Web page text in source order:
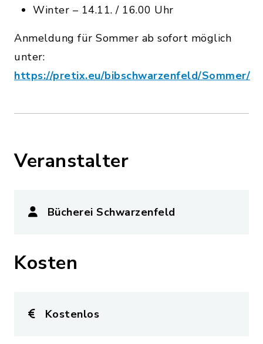
Winter – 14.11. / 16.00 Uhr
Anmeldung für Sommer ab sofort möglich
unter:
https://pretix.eu/bibschwarzenfeld/Sommer/
Veranstalter
Bücherei Schwarzenfeld
Kosten
Kostenlos